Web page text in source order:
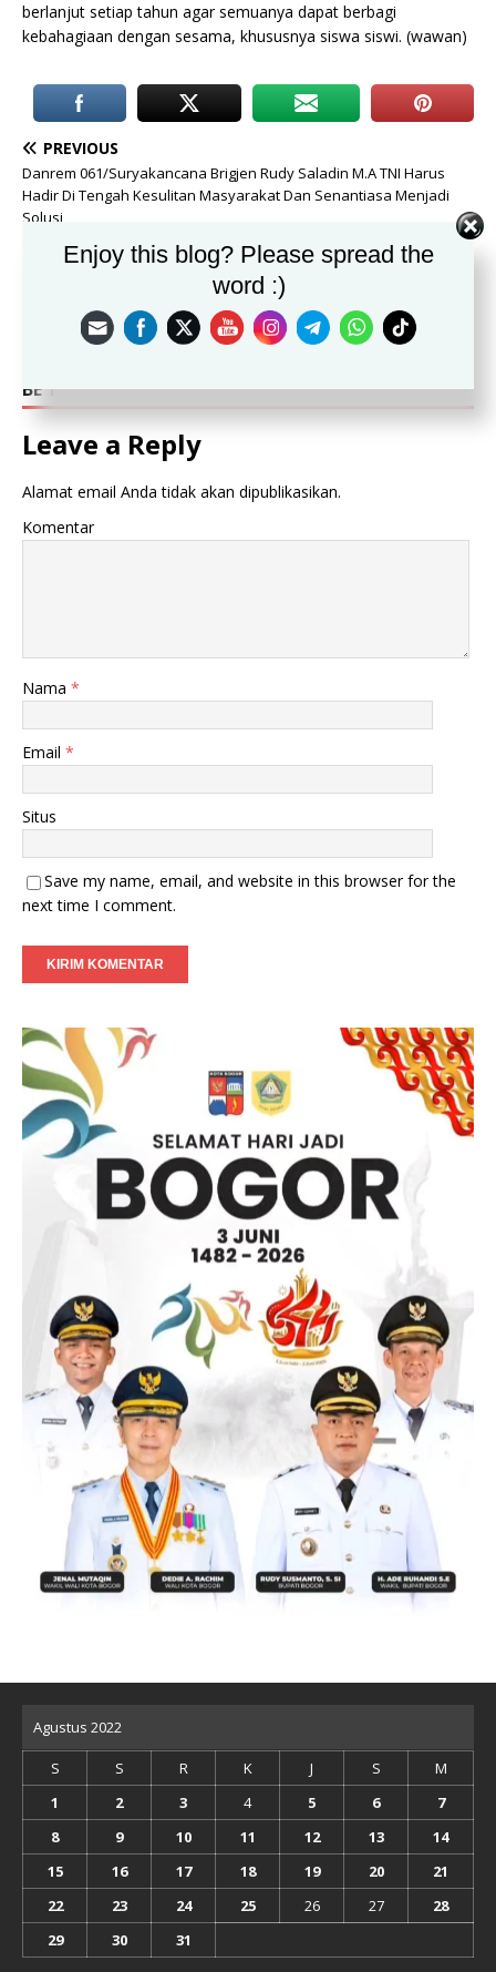
berlanjut setiap tahun agar semuanya dapat berbagi
kebahagiaan dengan sesama, khususnya siswa siswi. (wawan)
PREVIOUS
Danrem 061/Suryakancana Brigjen Rudy Saladin M.A TNI Harus
Hadir Di Tengah Kesulitan Masyarakat Dan Senantiasa Menjadi
Solusi
NEXT
Agar Produk Lokal NTB Makin Dikenal, SKSG UI Beri Edukasi pada
BE THE FIRST TO COMMENT
Leave a Reply
Alamat email Anda tidak akan dipublikasikan.
Komentar
Nama *
Email *
Situs
Save my name, email, and website in this browser for the
next time I comment.
Agustus 2022
S S R K J S
M
1
2 3 4 5 6
7
8
9 10 11 12 13
14
15
16 17 18 19 20
21
22
23 24 25 26 27
28
29
30 31
Enjoy this blog? Please spread the
word :)